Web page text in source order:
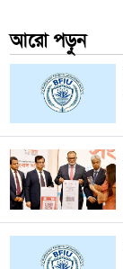
আরো পড়ুন